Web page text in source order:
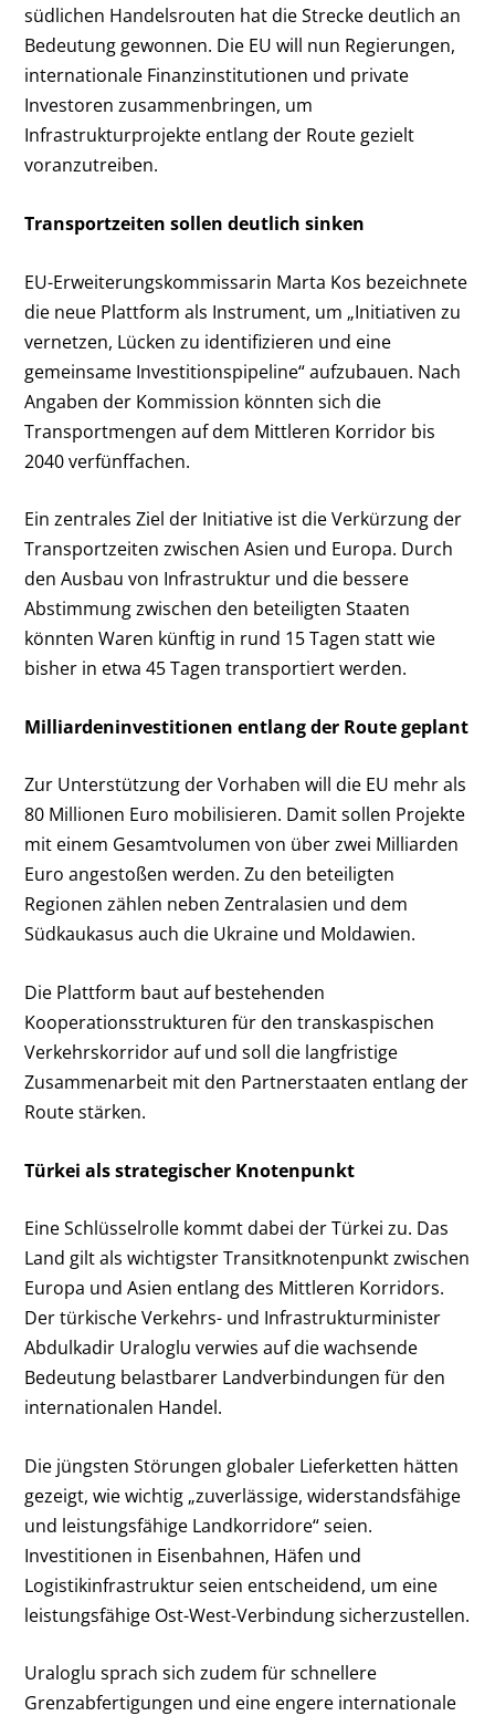
südlichen Handelsrouten hat die Strecke deutlich an
Bedeutung gewonnen. Die EU will nun Regierungen,
internationale Finanzinstitutionen und private
Investoren zusammenbringen, um
Infrastrukturprojekte entlang der Route gezielt
voranzutreiben.
Transportzeiten sollen deutlich sinken
EU-Erweiterungskommissarin Marta Kos bezeichnete
die neue Plattform als Instrument, um „Initiativen zu
vernetzen, Lücken zu identifizieren und eine
gemeinsame Investitionspipeline“ aufzubauen. Nach
Angaben der Kommission könnten sich die
Transportmengen auf dem Mittleren Korridor bis
2040 verfünffachen.
Ein zentrales Ziel der Initiative ist die Verkürzung der
Transportzeiten zwischen Asien und Europa. Durch
den Ausbau von Infrastruktur und die bessere
Abstimmung zwischen den beteiligten Staaten
könnten Waren künftig in rund 15 Tagen statt wie
bisher in etwa 45 Tagen transportiert werden.
Milliardeninvestitionen entlang der Route geplant
Zur Unterstützung der Vorhaben will die EU mehr als
80 Millionen Euro mobilisieren. Damit sollen Projekte
mit einem Gesamtvolumen von über zwei Milliarden
Euro angestoßen werden. Zu den beteiligten
Regionen zählen neben Zentralasien und dem
Südkaukasus auch die Ukraine und Moldawien.
Die Plattform baut auf bestehenden
Kooperationsstrukturen für den transkaspischen
Verkehrskorridor auf und soll die langfristige
Zusammenarbeit mit den Partnerstaaten entlang der
Route stärken.
Türkei als strategischer Knotenpunkt
Eine Schlüsselrolle kommt dabei der Türkei zu. Das
Land gilt als wichtigster Transitknotenpunkt zwischen
Europa und Asien entlang des Mittleren Korridors.
Der türkische Verkehrs- und Infrastrukturminister
Abdulkadir Uraloglu verwies auf die wachsende
Bedeutung belastbarer Landverbindungen für den
internationalen Handel.
Die jüngsten Störungen globaler Lieferketten hätten
gezeigt, wie wichtig „zuverlässige, widerstandsfähige
und leistungsfähige Landkorridore“ seien.
Investitionen in Eisenbahnen, Häfen und
Logistikinfrastruktur seien entscheidend, um eine
leistungsfähige Ost-West-Verbindung sicherzustellen.
Uraloglu sprach sich zudem für schnellere
Grenzabfertigungen und eine engere internationale